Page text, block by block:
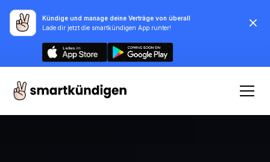
Kündige und manage deine Verträge von überall
Lade dir jetzt die smartkündigen App runter!